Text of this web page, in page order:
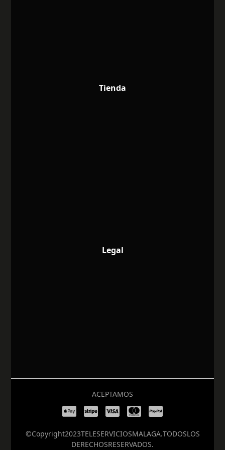
Tienda
Legal
© Copyright 2023 TELESERVICIOS MALAGA. TODOS LOS
DERECHOS RESERVADOS.
ACEPTAMOS